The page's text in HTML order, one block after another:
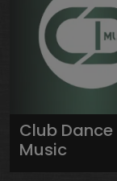
Club Dance
Music